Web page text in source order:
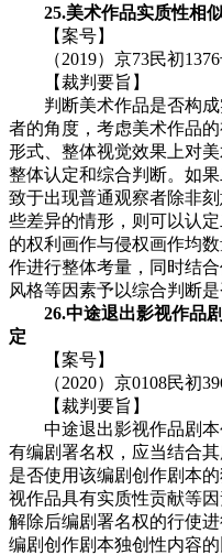
25.美术作品实质性相
【案号】
（2019）京73民初1376
【裁判要旨】
判断美术作品是否构成
者的角度，考虑美术作品
形式、整体视觉效果上对
整体认定和综合判断。如
致于出现普通观察者除非
些差异的情形，则可以认
的权利画作与侵权画作均
作进行整体考量，同时结
风格等因素予以综合判断是
26.中途退出影视作品
定
【案号】
（2020）京0108民初
【裁判要旨】
中途退出影视作品剧本
有编剧署名权，应当结合
是否使用该编剧创作剧本
视作品具有实质性贡献等
解除后编剧署名权的行使
编剧创作剧本独创性内容